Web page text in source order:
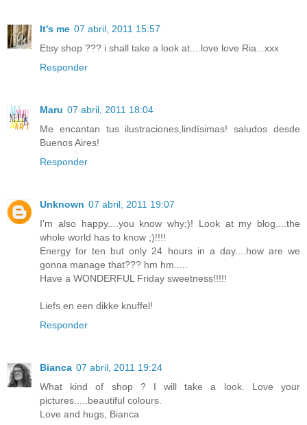
It's me 07 abril, 2011 15:57
Etsy shop ??? i shall take a look at....love love Ria...xxx
Responder
Maru 07 abril, 2011 18:04
Me encantan tus ilustraciones,lindísimas! saludos desde
Buenos Aires!
Responder
Unknown 07 abril, 2011 19:07
I'm also happy....you know why;)! Look at my blog....the
whole world has to know ;)!!!!
Energy for ten but only 24 hours in a day....how are we
gonna manage that??? hm hm.....
Have a WONDERFUL Friday sweetness!!!!!
Liefs en een dikke knuffel!
Responder
Bianca 07 abril, 2011 19:24
What kind of shop ? I will take a look. Love your
pictures.....beautiful colours.
Love and hugs, Bianca